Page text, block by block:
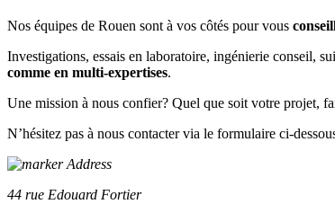
Nos équipes de Rouen sont à vos côtés pour vous
Investigations, essais en laboratoire, ingénierie conseil,
comme en multi-expertises.
Une mission à nous confier? Quel que soit votre projet,
N’hésitez pas à nous contacter via le formulaire ci-
Address
44 rue Edouard Fortier